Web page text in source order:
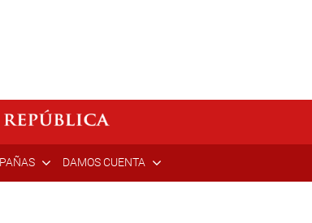
DAMOS CUENTA